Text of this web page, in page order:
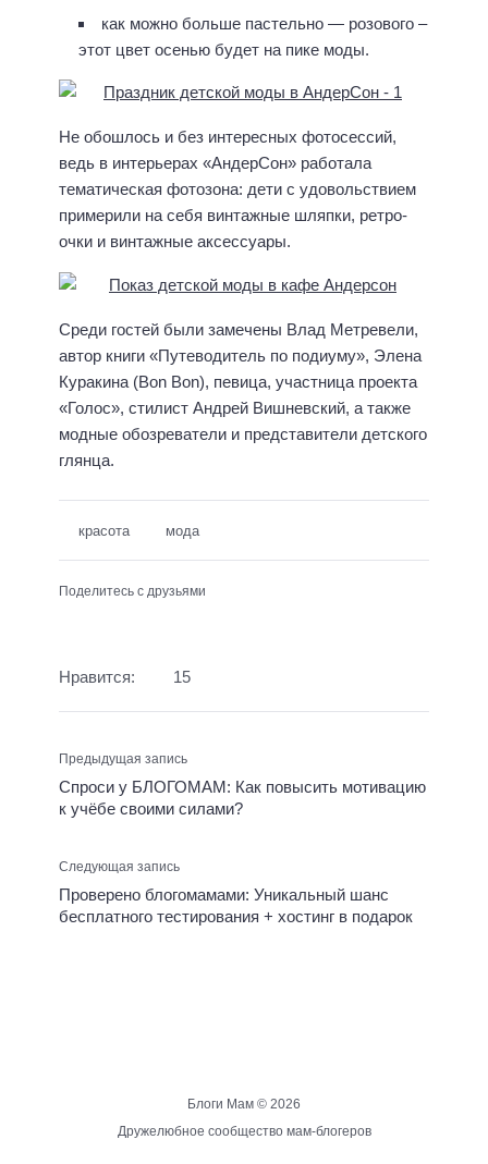
как можно больше пастельно — розового –
этот цвет осенью будет на пике моды.
Не обошлось и без интересных фотосессий,
ведь в интерьерах «АндерСон» работала
тематическая фотозона: дети с удовольствием
примерили на себя винтажные шляпки, ретро-
очки и винтажные аксессуары.
Среди гостей были замечены Влад Метревели,
автор книги «Путеводитель по подиуму», Элена
Куракина (Bon Bon), певица, участница проекта
«Голос», стилист Андрей Вишневский, а также
модные обозреватели и представители детского
глянца.
красота мода
Поделитесь с друзьями
Нравится: 15
Предыдущая запись
Спроси у БЛОГОМАМ: Как повысить мотивацию
к учёбе своими силами?
Следующая запись
Проверено блогомамами: Уникальный шанс
бесплатного тестирования + хостинг в подарок
Блоги Мам © 2026
Дружелюбное сообщество мам-блогеров